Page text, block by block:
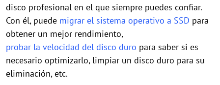
disco profesional en el que siempre puedes confiar.
Con él, puede migrar el sistema operativo a SSD para
obtener un mejor rendimiento,
probar la velocidad del disco duro para saber si es
necesario optimizarlo, limpiar un disco duro para su
eliminación, etc.